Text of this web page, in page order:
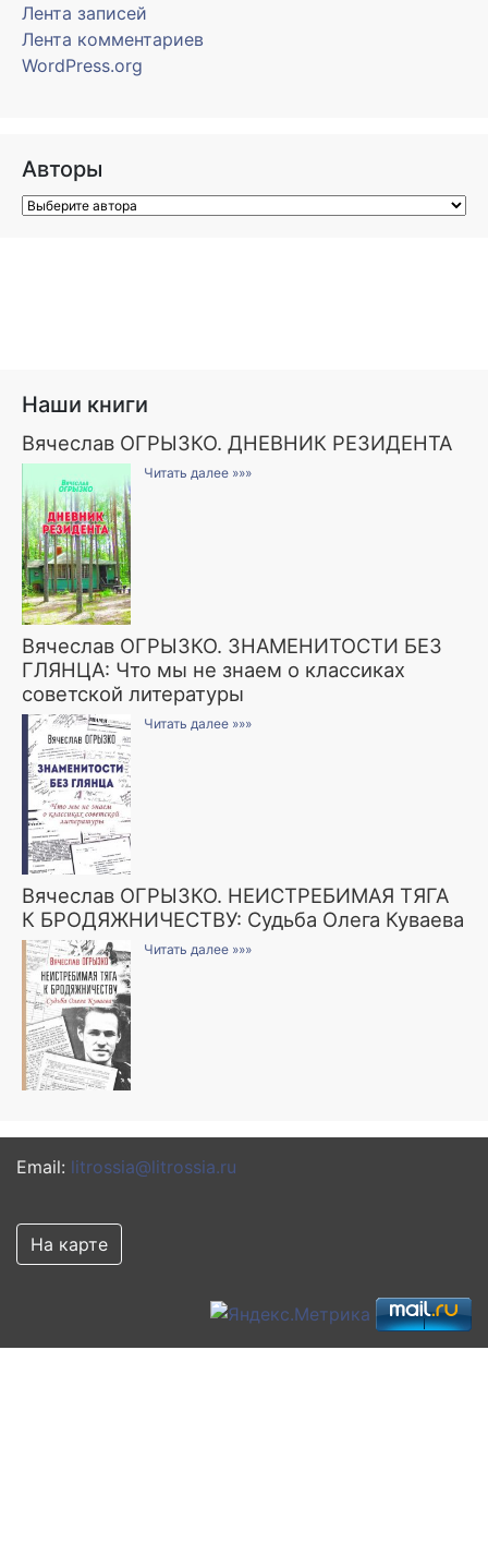
Лента записей
Лента комментариев
WordPress.org
Авторы
Наши книги
Вячеслав ОГРЫЗКО. ДНЕВНИК РЕЗИДЕНТА
Читать далее »»»
Вячеслав ОГРЫЗКО. ЗНАМЕНИТОСТИ БЕЗ
ГЛЯНЦА: Что мы не знаем о классиках
советской литературы
Читать далее »»»
Вячеслав ОГРЫЗКО. НЕИСТРЕБИМАЯ ТЯГА
К БРОДЯЖНИЧЕСТВУ: Судьба Олега Куваева
Читать далее »»»
Email: litrossia@litrossia.ru
На карте